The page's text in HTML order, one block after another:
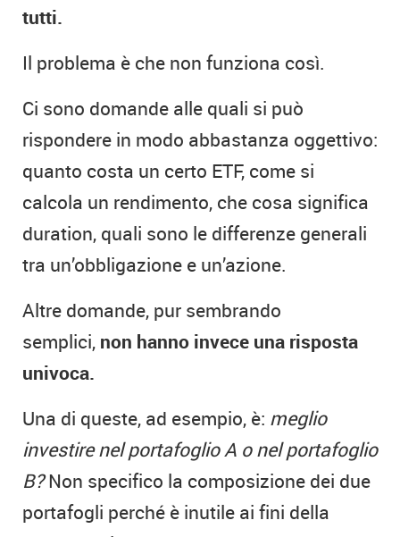
tutti.
Il problema è che non funziona così.
Ci sono domande alle quali si può
rispondere in modo abbastanza oggettivo:
quanto costa un certo ETF, come si
calcola un rendimento, che cosa significa
duration, quali sono le differenze generali
tra un’obbligazione e un’azione.
Altre domande, pur sembrando
semplici, non hanno invece una risposta
univoca.
Una di queste, ad esempio, è: meglio
investire nel portafoglio A o nel portafoglio
B?Non specifico la composizione dei due
portafogli perché è inutile ai fini della